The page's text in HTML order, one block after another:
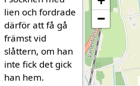
−
lien och fordrade
därför att få gå
främst vid
slåttern, om han
inte fick det gick
han hem.